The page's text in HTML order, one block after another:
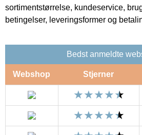
sortimentstørrelse, kundeservice,
betingelser, leveringsformer og
Bedst anmeldte
Webshop Stjerner